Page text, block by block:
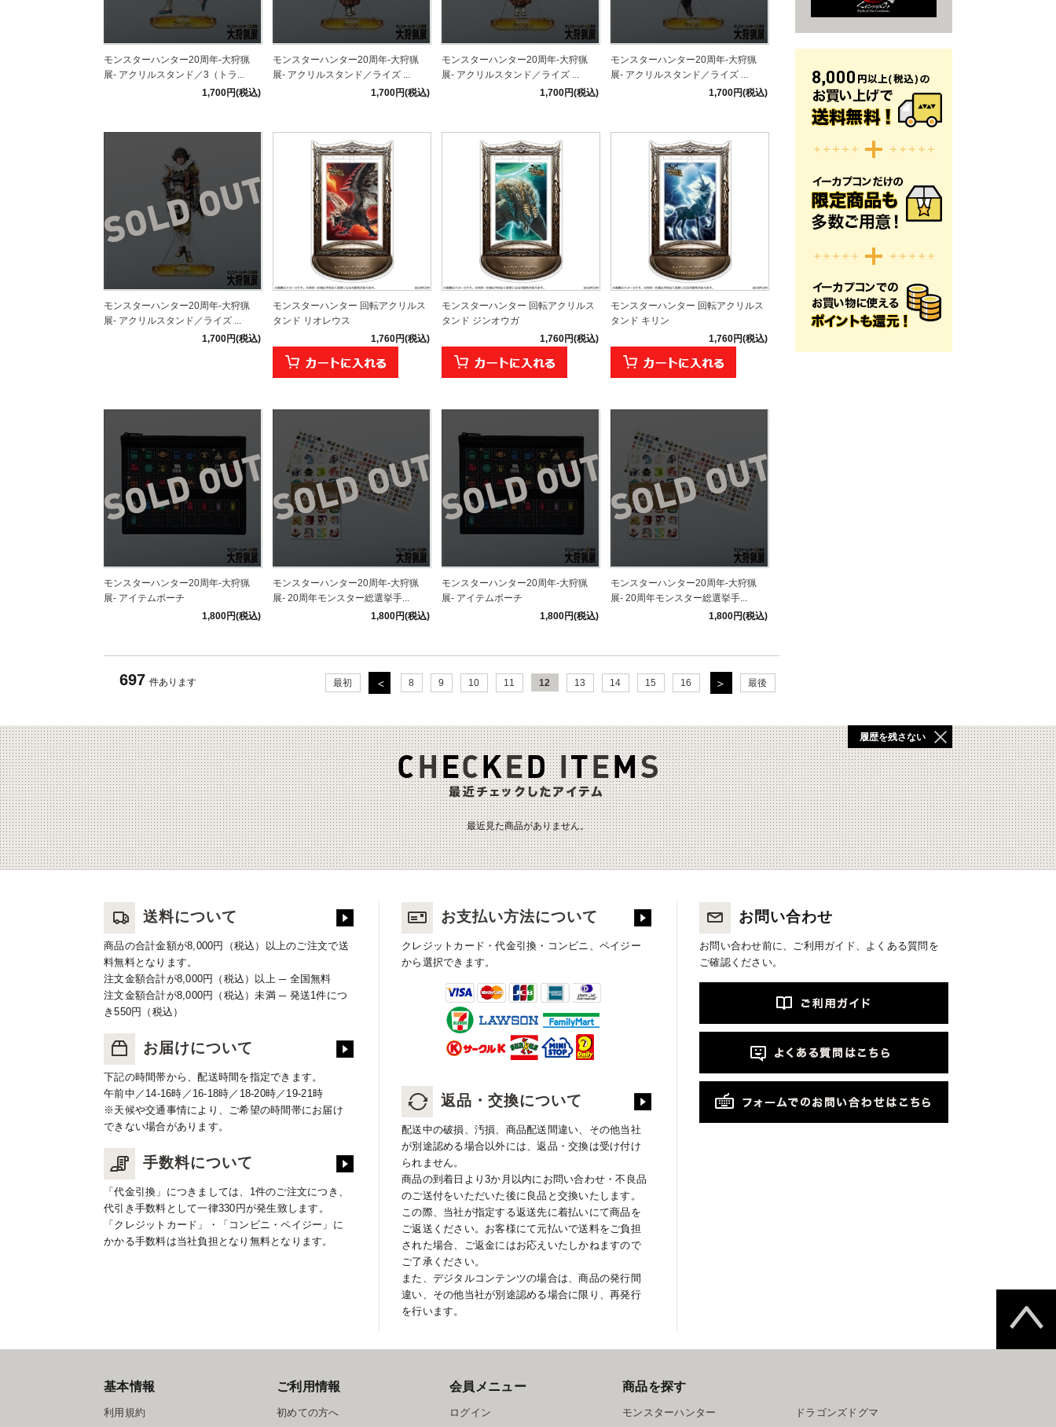
モンスターハンター20周年-大狩猟
展- アクリルスタンド／3（トラ...
1,700円(税込)
モンスターハンター20周年-大狩猟
展- アクリルスタンド／ライズ ...
1,700円(税込)
モンスターハンター20周年-大狩猟
展- アクリルスタンド／ライズ ...
1,700円(税込)
モンスターハンター20周年-大狩猟
展- アクリルスタンド／ライズ ...
1,700円(税込)
モンスターハンター20周年-大狩猟
展- アクリルスタンド／ライズ ...
1,700円(税込)
モンスターハンター 回転アクリルス
タンド リオレウス
1,760円(税込)
モンスターハンター 回転アクリルス
タンド ジンオウガ
1,760円(税込)
モンスターハンター 回転アクリルス
タンド キリン
1,760円(税込)
モンスターハンター20周年-大狩猟
展- アイテムポーチ
1,800円(税込)
モンスターハンター20周年-大狩猟
展- 20周年モンスター総選挙手...
1,800円(税込)
モンスターハンター20周年-大狩猟
展- アイテムポーチ
1,800円(税込)
モンスターハンター20周年-大狩猟
展- 20周年モンスター総選挙手...
1,800円(税込)
697 件あります 最初 8 9 10 11 12 13 14 15 16 最後
最近見た商品がありません。
履歴を残さない
送料について
商品の合計金額が8,000円（税込）以上のご注文で送
料無料となります。
注文金額合計が8,000円（税込）以上 ─ 全国無料
注文金額合計が8,000円（税込）未満 ─ 発送1件につ
き550円（税込）
お届けについて
下記の時間帯から、配送時間を指定できます。
午前中／14-16時／16-18時／18-20時／19-21時
※天候や交通事情により、ご希望の時間帯にお届け
できない場合があります。
手数料について
「代金引換」につきましては、1件のご注文につき、
代引き手数料として一律330円が発生致します。
「クレジットカード」・「コンビニ・ペイジー」に
かかる手数料は当社負担となり無料となります。
お支払い方法について
クレジットカード・代金引換・コンビニ、ペイジー
から選択できます。
返品・交換について
配送中の破損、汚損、商品配送間違い、その他当社
が別途認める場合以外には、返品・交換は受け付け
られません。
商品の到着日より3か月以内にお問い合わせ・不良品
のご送付をいただいた後に良品と交換いたします。
この際、当社が指定する返送先に着払いにて商品を
ご返送ください。お客様にて元払いで送料をご負担
された場合、ご返金にはお応えいたしかねますので
ご了承ください。
また、デジタルコンテンツの場合は、商品の発行間
違い、その他当社が別途認める場合に限り、再発行
を行います。
お問い合わせ
お問い合わせ前に、ご利用ガイド、よくある質問を
ご確認ください。
基本情報
利用規約
ご利用情報
初めての方へ
会員メニュー
ログイン
商品を探す
モンスターハンター ドラゴンズドグマ